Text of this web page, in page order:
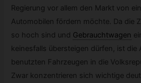
Regierung vor allem den Markt von
Automobilen fördern möchte. Da die
so hoch sind und Gebrauchtwagen
keinesfalls übersteigen dürfen, ist die
benutzten Fahrzeugen in die
Zwar konzentrieren sich wichtige